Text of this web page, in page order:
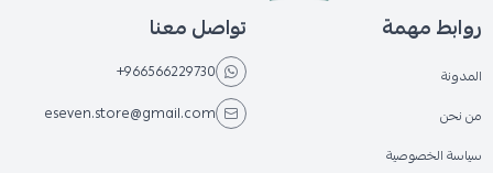
روابط مهمة
المدونة
من نحن
سياسة الخصوصية
تواصل معنا
+966566229730
eseven.store@gmail.com